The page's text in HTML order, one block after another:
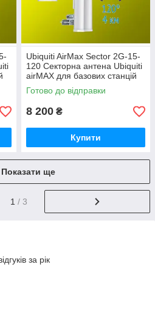
Ubiquiti AirMax Sector 2G-15-
120 Секторна антена Ubiquiti
airMAX для базових станцій
Готово до відправки
8 200 ₴
Купити
Показати ще
1 / 3
за рік